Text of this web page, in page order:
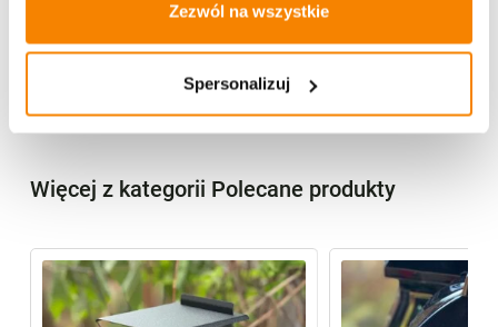
Zezwól na wszystkie
Spersonalizuj
Specyfikacja
Więcej z kategorii Polecane produkty